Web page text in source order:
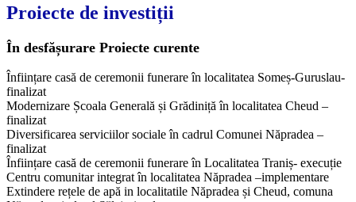
Proiecte de investiții
În desfășurare Proiecte curente
Înființare casă de ceremonii funerare în localitatea Someș-Guruslau-
finalizat
Modernizare Școala Generală și Grădiniță în localitatea Cheud –
finalizat
Diversificarea serviciilor sociale în cadrul Comunei Năpradea –
finalizat
Înființare casă de ceremonii funerare în Localitatea Traniș- execuție
Centru comunitar integrat în localitatea Năpradea –implementare
Extindere rețele de apă in localitatile Năpradea și Cheud, comuna